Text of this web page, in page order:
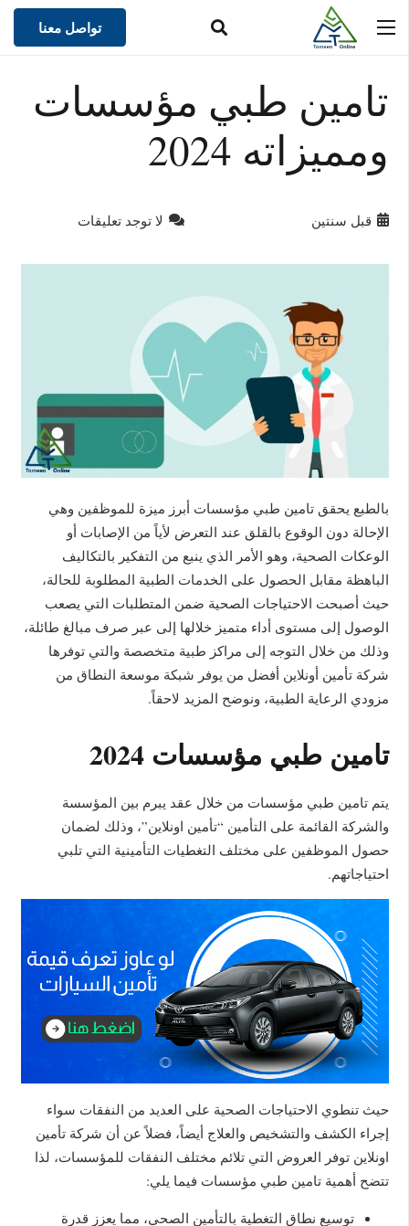
تواصل معنا
تامين طبي مؤسسات
ومميزاته 2024
قبل سنتين لا توجد تعليقات
بالطبع يحقق تامين طبي مؤسسات أبرز ميزة للموظفين وهي
الإحالة دون الوقوع بالقلق عند التعرض لأياً من الإصابات أو
الوعكات الصحية، وهو الأمر الذي ينبع من التفكير بالتكاليف
الباهظة مقابل الحصول على الخدمات الطبية المطلوبة للحالة،
حيث أصبحت الاحتياجات الصحية ضمن المتطلبات التي يصعب
الوصول إلى مستوى أداء متميز خلالها إلى عبر صرف مبالغ طائلة،
وذلك من خلال التوجه إلى مراكز طبية متخصصة والتي توفرها
شركة تأمين أونلاين أفضل من يوفر شبكة موسعة النطاق من
مزودي الرعاية الطبية، ونوضح المزيد لاحقاً.
تامين طبي مؤسسات 2024
يتم تامين طبي مؤسسات من خلال عقد يبرم بين المؤسسة
والشركة القائمة على التأمين “تأمين اونلاين”، وذلك لضمان
حصول الموظفين على مختلف التغطيات التأمينية التي تلبي
احتياجاتهم.
حيث تنطوي الاحتياجات الصحية على العديد من النفقات سواء
إجراء الكشف والتشخيص والعلاج أيضاً، فضلاً عن أن شركة تأمين
اونلاين توفر العروض التي تلائم مختلف النفقات للمؤسسات، لذا
تتضح أهمية تامين طبي مؤسسات فيما يلي:
توسيع نطاق التغطية بالتأمين الصحي، مما يعزز قدرة